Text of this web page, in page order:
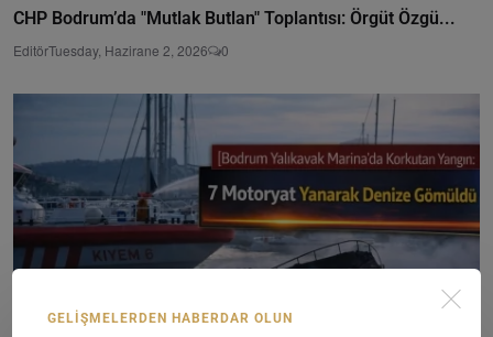
CHP Bodrum’da "Mutlak Butlan" Toplantısı: Örgüt Özgü...
EditörTuesday, Hazirane 2, 2026 0
GELIŞMELERDEN HABERDAR OLUN